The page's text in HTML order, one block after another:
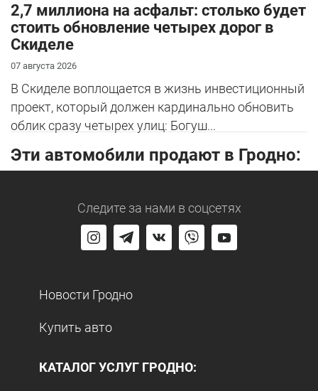
2,7 миллиона на асфальт: столько будет
стоить обновление четырех дорог в
Скиделе
07 августа 2026
В Скиделе воплощается в жизнь инвестиционный
проект, который должен кардинально обновить
облик сразу четырех улиц: Богуш...
Эти автомобили продают в Гродно:
Следите за нами в соцсетях
Новости Гродно
Купить авто
КАТАЛОГ УСЛУГ ГРОДНО: